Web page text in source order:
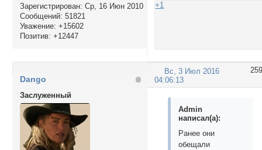
Зарегистрирован: Ср, 16 Июн 2010
Сообщений: 51821
Уважение: +15602
Позитив: +12447
+1
259
Вс, 3 Июл 2016
04:06:13
Dango
Заслуженный
Admin
написал(а):
Ранее они
обещали